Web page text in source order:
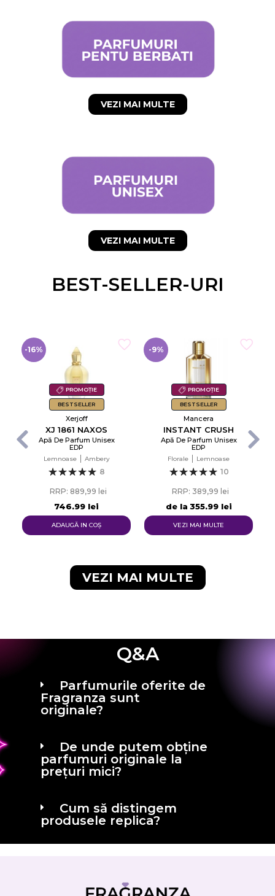
VEZI MAI MULTE
VEZI MAI MULTE
BEST-SELLER-URI
PROMOȚIE
BESTSELLER
-16%
Xerjoff
XJ 1861 NAXOS
Apă De Parfum Unisex
EDP
Lemnoase Ambery
8
RRP: 889,99 lei
746,99 lei
ADAUGĂ IN COŞ
PROMOȚIE
BESTSELLER
-9%
Mancera
INSTANT CRUSH
Apă De Parfum Unisex
EDP
Florale Lemnoase
10
de la
RRP: 389,99 lei
355,99 lei
VEZI MAI MULTE
VEZI MAI MULTE
Q&A
Parfumurile oferite de
Fragranza sunt
originale?
De unde putem obține
parfumuri originale la
prețuri mici?
Cum să distingem
produsele replica?